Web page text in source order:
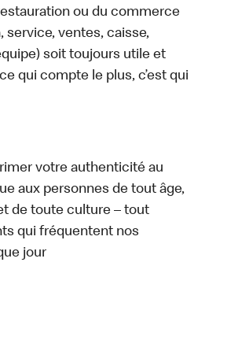
ou du commerce
service, ventes, caisse,
soit toujours utile et
qui compte le plus, c’est qui
votre authenticité au
aux personnes de tout âge,
de toute culture – tout
qui fréquentent nos
jour